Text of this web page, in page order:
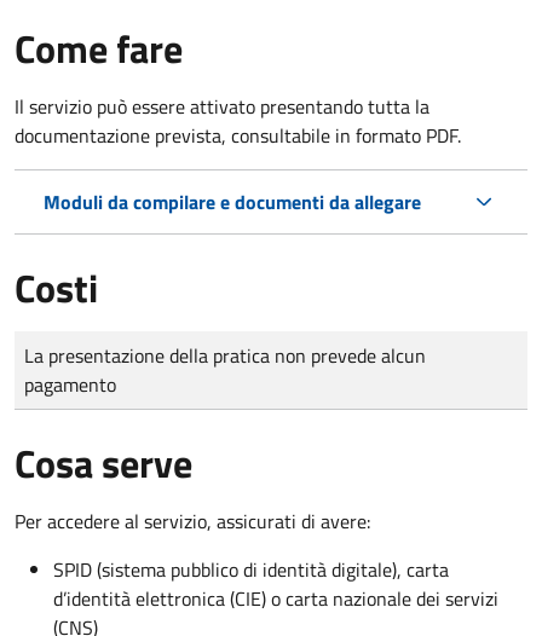
Come fare
Il servizio può essere attivato presentando tutta la
documentazione prevista, consultabile in formato PDF.
Moduli da compilare e documenti da allegare
Costi
Tipo di pagamento
Importo
La presentazione della pratica non prevede alcun
pagamento
Cosa serve
Per accedere al servizio, assicurati di avere:
SPID (sistema pubblico di identità digitale), carta
d’identità elettronica (CIE) o carta nazionale dei servizi
(CNS)